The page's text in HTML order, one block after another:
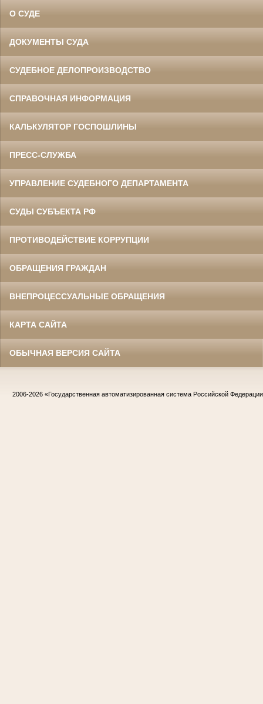
О СУДЕ
ДОКУМЕНТЫ СУДА
СУДЕБНОЕ ДЕЛОПРОИЗВОДСТВО
СПРАВОЧНАЯ ИНФОРМАЦИЯ
КАЛЬКУЛЯТОР ГОСПОШЛИНЫ
ПРЕСС-СЛУЖБА
УПРАВЛЕНИЕ СУДЕБНОГО ДЕПАРТАМЕНТА
СУДЫ СУБЪЕКТА РФ
ПРОТИВОДЕЙСТВИЕ КОРРУПЦИИ
ОБРАЩЕНИЯ ГРАЖДАН
ВНЕПРОЦЕССУАЛЬНЫЕ ОБРАЩЕНИЯ
КАРТА САЙТА
ОБЫЧНАЯ ВЕРСИЯ САЙТА
2006-2026 «Государственная автоматизированная система Российской